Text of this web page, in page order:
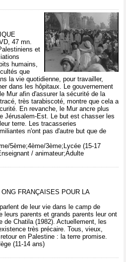
47 mn.
et
humains,
que
la vie quotidienne, pour travailler,
dans les hôpitaux. Le gouvernement
Mur afin d'assurer la sécurité de la
très tarabiscoté, montre que cela a
En revanche, le Mur ancre plus
Jérusalem-Est. Le but est chasser les
terre. Les tracasseries
n'ont pas d'autre but que de
5ème;4ème/3ème;Lycée (15-17
/ animateur;Adulte
FRANÇAISES POUR LA
de leur vie dans le camp de
leurs parents et grands parents leur ont
de Chatila (1982). Actuellement, les
très précaire. Tous, vieux,
en Palestine : la terre promise.
(11-14 ans)